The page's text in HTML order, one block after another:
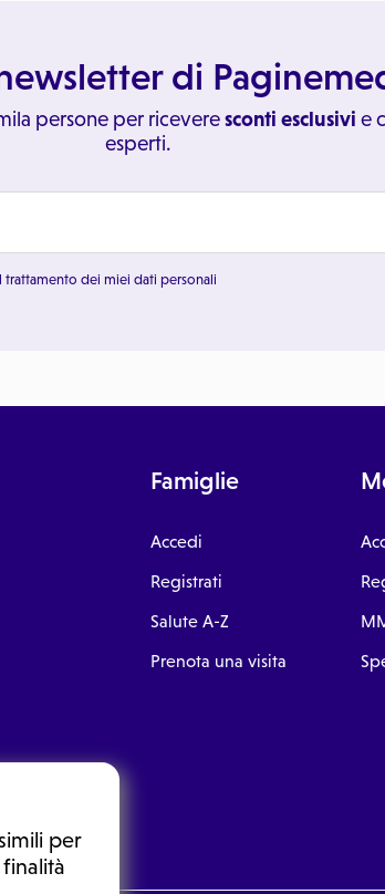
per
di
persone per riceveresconti esclusivi e
esperti.
trattamento dei miei dati personali
Famiglie
Accedi
Registrati
Salute A-Z
Prenota una visita